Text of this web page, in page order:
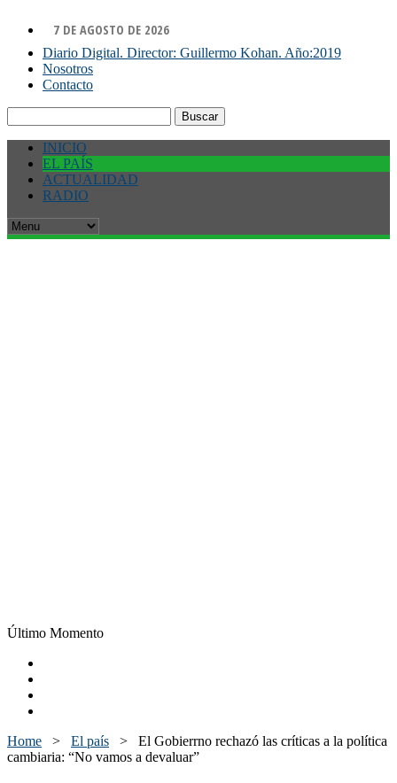
7 DE AGOSTO DE 2026
Diario Digital. Director: Guillermo Kohan. Año:2019
Nosotros
Contacto
INICIO
EL PAÍS
ACTUALIDAD
RADIO
Último Momento
Home > El país > El Gobierrno rechazó las críticas a la política
cambiaria: “No vamos a devaluar”